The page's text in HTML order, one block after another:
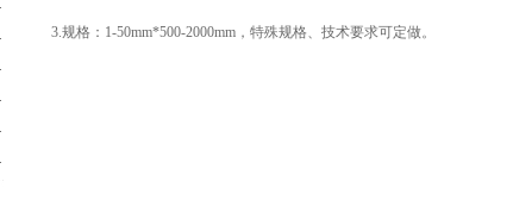
3.规格：1-50mm*500-2000mm，特殊规格、技术要求可定做。